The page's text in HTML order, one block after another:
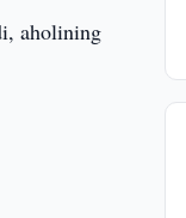
aholining